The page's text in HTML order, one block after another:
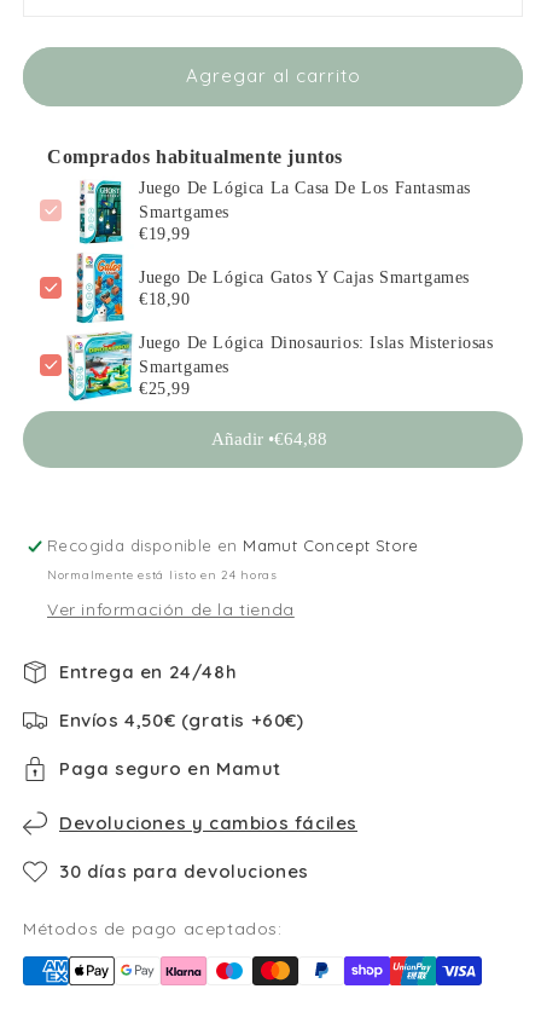
La
De
Fantasmas
Smartgames
La
Casa
De
Fantasmas
Smartgames
Agregar al carrito
Comprados habitualmente juntos
Juego De Lógica La Casa De Los Fantasmas
Smartgames
€19,99
Juego De Lógica Gatos Y Cajas Smartgames
€18,90
Juego De Lógica Dinosaurios: Islas Misteriosas
Smartgames
€25,99
Añadir •€64,88
Recogida disponible en Mamut Concept Store
Normalmente está listo en 24 horas
Ver información de la tienda
Entrega en 24/48h
Envíos 4,50€ (gratis +60€)
Paga seguro en Mamut
Devoluciones y cambios fáciles
30 días para devoluciones
Métodos de pago aceptados: